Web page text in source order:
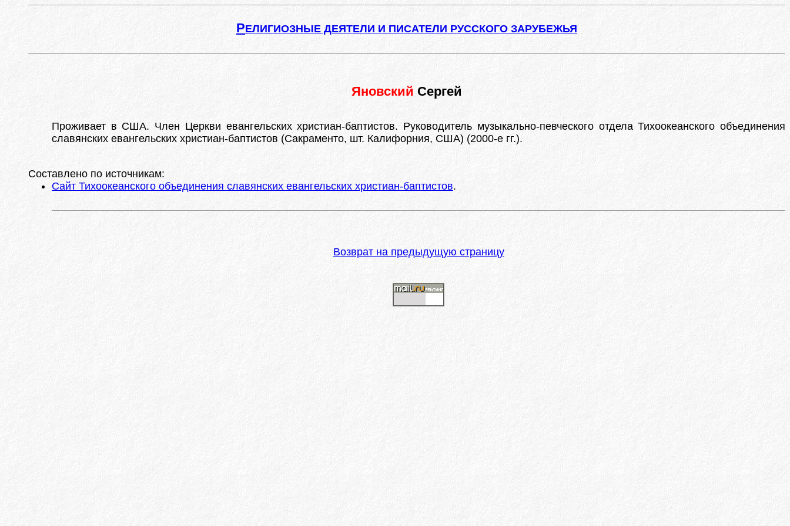
РЕЛИГИОЗНЫЕ ДЕЯТЕЛИ И ПИСАТЕЛИ РУССКОГО ЗАРУБЕЖЬЯ
Яновский Сергей
Проживает в США. Член Церкви евангельских христиан-баптистов. Руководитель музыкально-певческого отдела Тихоокеанского объединения
славянских евангельских христиан-баптистов (Сакраменто, шт. Калифорния, США) (2000-е гг.).
Составлено по источникам:
Сайт Тихоокеанского объединения славянских евангельских христиан-баптистов.
Возврат на предыдущую страницу